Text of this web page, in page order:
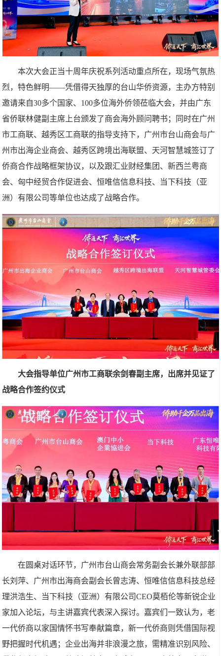
本次大会正当十周年庆祝系列活动重点所在，现场气氛热
烈，特色鲜明——凭借得天独厚的台山华侨资源，主办方特别
邀请来自30多个国家、100多位海外侨领莅临大会，并由广东
省侨联林健副主席上台颁发了商会海外顾问聘书；同时在广州
市工商联、越秀区工商联的指导支持下，广州市台山商会与广
州市出海企业商会、越秀区跨境出海联盟、天河智慧城签订了
侨商合作战略框架协议，以及跟汇业财经集团、新西兰粤商
会、匈中经贸合作促进会、恒唯信信息科技、当下科技（亚
洲）有限公司等单位也达成了战略合作。
大会指导单位广州市工商联余剑春副主席，出席并见证了
战略合作签约仪式
在圆桌对话环节，广州市台山商会常务副会长兼外联部部
长刘萍、广州市出海商会副会长曾志涛、恒唯信信息科技总经
理洪浩生、当下科技（亚洲）有限公司CEO莫栢伦等新锐企业
家加入论坛，与主讲嘉宾代表深入探讨。嘉宾们一致认为，老
一代侨商以家国情怀书写奉献篇章，新一代侨商则凭借国际视
野把握时代机遇；企业出海并非浪漫之旅，需精准识别风险、